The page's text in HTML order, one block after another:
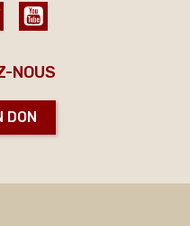
Twitter
NOUS
DON